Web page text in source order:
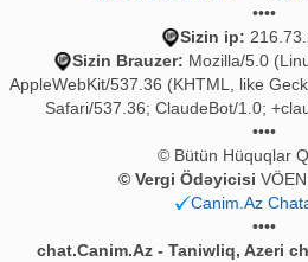
••••
Sizin ip:
Sizin Brauzer: Mozilla/5.0
AppleWebKit/537.36 (KHTML, like
Safari/537.36; ClaudeBot/1.0;
••••
© Bütün Hüquqlar
© Vergi Ödəyicisi
Canim.Az
••••
chat.Canim.Az - Taniwliq, Azeri